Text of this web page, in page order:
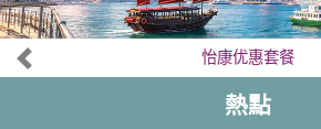
怡康优惠套餐
熱點